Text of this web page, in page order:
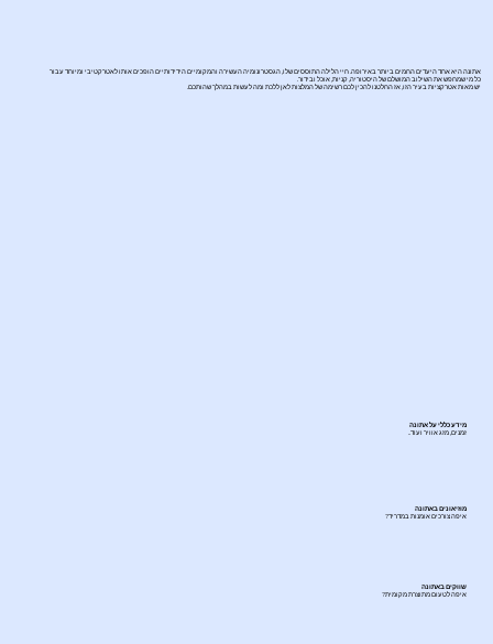
אתונה היא אחד היעדים החמים ביותר באירופה. חיי הלילה התוססים שלו, הגסטרונומיה העשירה והמקומיים הידידותיים הופכים אותו לאטרקטיבי ומיוחד עבור
כל מי שמחפש את השילוב המושלם של היסטוריה, קניות, אוכל ובידור.
יש מאות אטרקציות בעיר הזו, אז החלטנו להכין לכם רשימה של המלצות לאן ללכת ומה לעשות במהלך שהותכם.
מידע כללי על אתונה
זמנים, מזג אוויר ועוד..
מוזיאונים באתונה
איפה צורכים אומנות במדריד?
שווקים באתונה
איפה לטעום מתוצרת מקומית?